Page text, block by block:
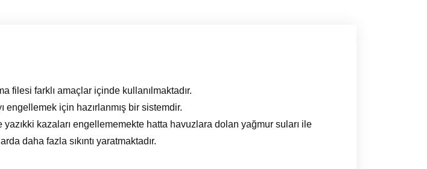
filesi farklı amaçlar içinde kullanılmaktadır.
için hazırlanmış bir sistemdir.
kazaları engellememekte hatta havuzlara dolan yağmur suları ile
daha fazla sıkıntı yaratmaktadır.